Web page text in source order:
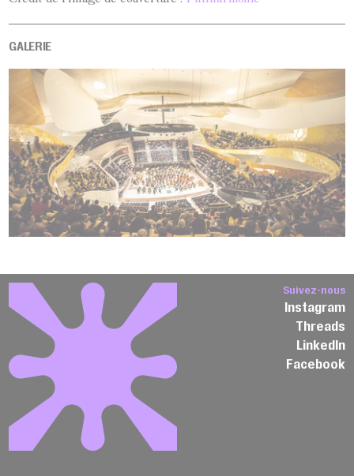
GALERIE
Suivez-nous
Instagram
Threads
LinkedIn
Facebook